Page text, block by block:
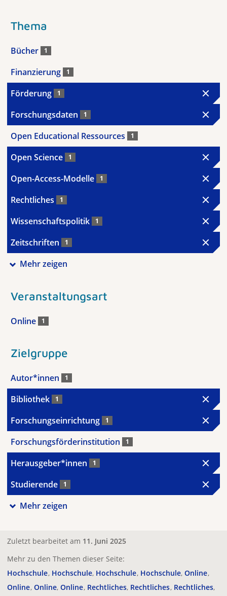
Thema
Bücher 1
Finanzierung 1
Förderung 1
Forschungsdaten 1
Open Educational Ressources 1
Open Science 1
Open-Access-Modelle 1
Rechtliches 1
Wissenschaftspolitik 1
Zeitschriften 1
Mehr zeigen
Veranstaltungsart
Online 1
Zielgruppe
Autor*innen 1
Bibliothek 1
Forschungseinrichtung 1
Forschungsförderinstitution 1
Herausgeber*innen 1
Studierende 1
Mehr zeigen
Zuletzt bearbeitet am 11. Juni 2025
Mehr zu den Themen dieser Seite:
Hochschule Hochschule Hochschule Hochschule Online
Online Online Online Rechtliches Rechtliches Rechtliches